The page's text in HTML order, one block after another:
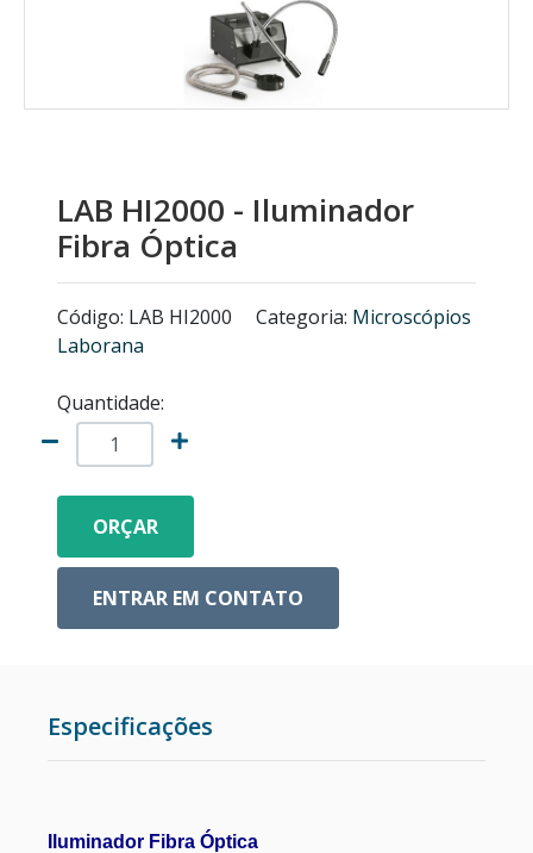
MICROSCÓPIOS LABORANA
MICROSCÓPIOS MOTIC
EQUIPAMENTOS ANALÍTICOS
LISTA DE EQUIPAMENTOS
MODELOS ANATÔMICOS
ACESSÓRIOS PARA MICROSCÓPIOS
MICROSCÓPIOS COM CÂMERA
RETÍCULOS DE MICROSCÓPIO
CÂMERA PARA MICROSCÓPIO
LAB HI2000 - Iluminador
Fibra Óptica
Código: LAB HI2000 Categoria: Microscópios
Laborana
Quantidade:
ORÇAR
ENTRAR EM CONTATO
Especificações
Iluminador Fibra Óptica